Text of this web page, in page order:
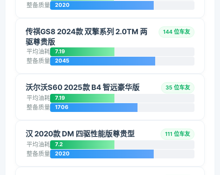
整备质量 2020
传祺GS8 2024款 双擎系列 2.0TM 两
驱尊贵版
144 位车友
平均油耗 7.19
整备质量 2045
沃尔沃S60 2025款 B4 智远豪华版 35 位车友
平均油耗 7.19
整备质量 1706
汉 2020款 DM 四驱性能版尊贵型 111 位车友
平均油耗 7.2
整备质量 2020